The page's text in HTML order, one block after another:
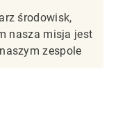
środowisk,
nasza misja jest
zespole